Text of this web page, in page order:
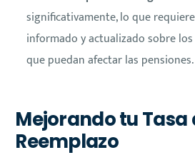
significativamente, lo que
informado y actualizado sobre
que puedan afectar las pensiones.
Mejorando tu Tasa
Reemplazo